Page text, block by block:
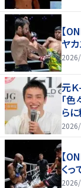
【
ヤ
元
「
ら
【
く